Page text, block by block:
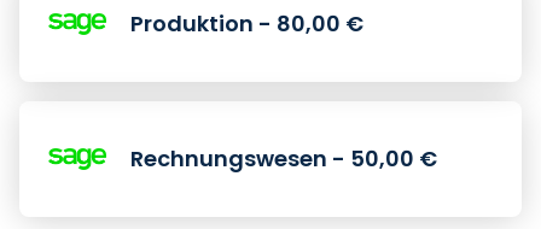
Produktion - 80,00 €
Rechnungswesen - 50,00 €